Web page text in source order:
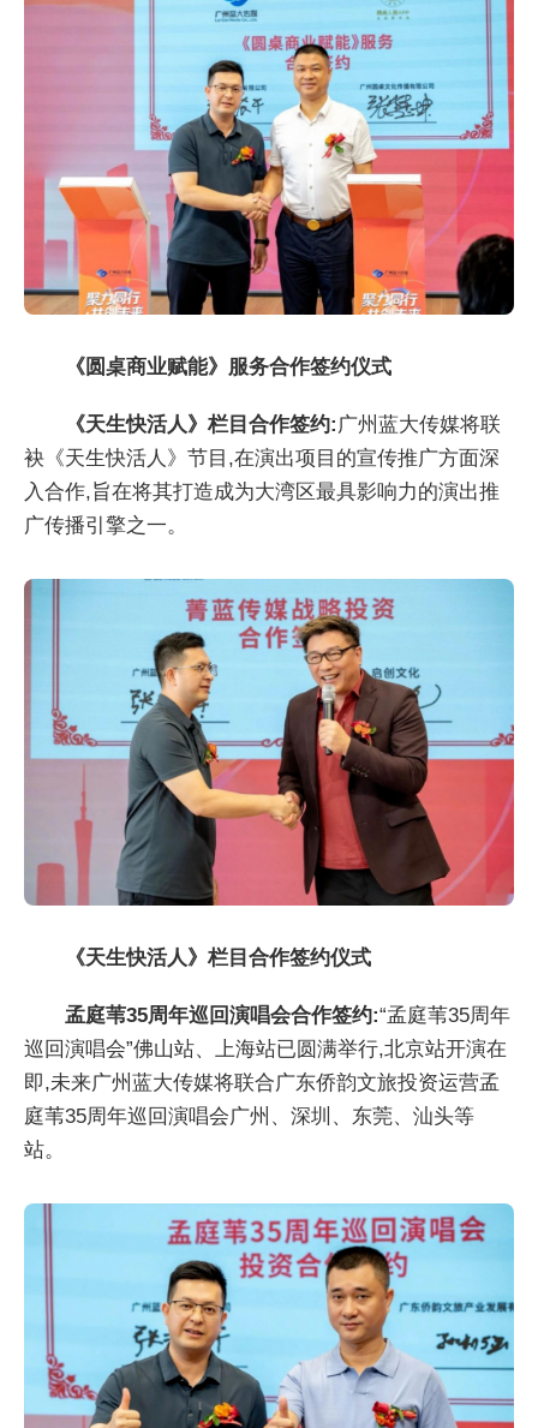
《圆桌商业赋能》服务合作签约仪式
《天生快活人》栏目合作签约:广州蓝大传媒将联
袂《天生快活人》节目,在演出项目的宣传推广方面深
入合作,旨在将其打造成为大湾区最具影响力的演出推
广传播引擎之一。
《天生快活人》栏目合作签约仪式
孟庭苇35周年巡回演唱会合作签约:“孟庭苇35周年
巡回演唱会”佛山站、上海站已圆满举行,北京站开演在
即,未来广州蓝大传媒将联合广东侨韵文旅投资运营孟
庭苇35周年巡回演唱会广州、深圳、东莞、汕头等
站。